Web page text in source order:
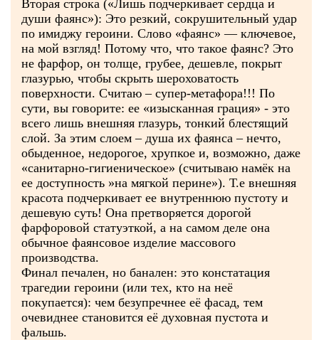
Вторая строка («Лишь подчеркивает сердца и
души фаянс»): Это резкий, сокрушительный удар
по имиджу героини. Слово «фаянс» — ключевое,
на мой взгляд! Потому что, что такое фаянс? Это
не фарфор, он толще, грубее, дешевле, покрыт
глазурью, чтобы скрыть шероховатость
поверхности. Считаю – супер-метафора!!! По
сути, вы говорите: ее «изысканная грация» - это
всего лишь внешняя глазурь, тонкий блестящий
слой. За этим слоем – душа их фаянса – нечто,
обыденное, недорогое, хрупкое и, возможно, даже
«санитарно-гигиеническое» (считываю намёк на
ее доступность »на мягкой перине»). Т.е внешняя
красота подчеркивает ее внутреннюю пустоту и
дешевую суть! Она претворяется дорогой
фарфоровой статуэткой, а на самом деле она
обычное фаянсовое изделие массового
производства.
Финал печален, но банален: это констатация
трагедии героини (или тех, кто на неё
покупается): чем безупречнее её фасад, тем
очевиднее становится её духовная пустота и
фальшь.